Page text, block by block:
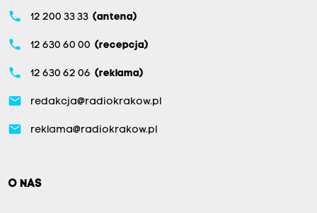
phone 12 200 33 33 (antena)
phone 12 630 60 00 (recepcja)
phone 12 630 62 06 (reklama)
email redakcja@radiokrakow.pl
email reklama@radiokrakow.pl
O NAS